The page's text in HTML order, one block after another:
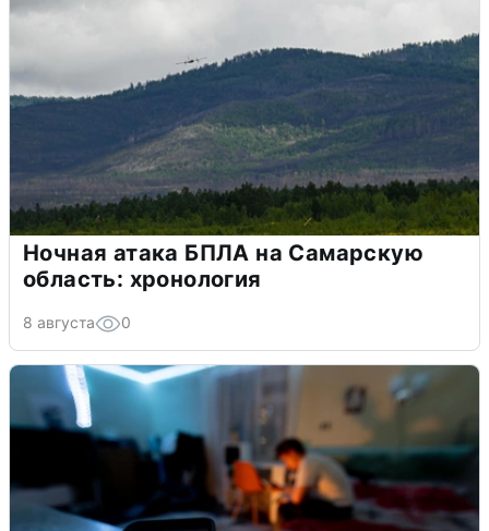
Ночная атака БПЛА на Самарскую
область: хронология
8 августа 0